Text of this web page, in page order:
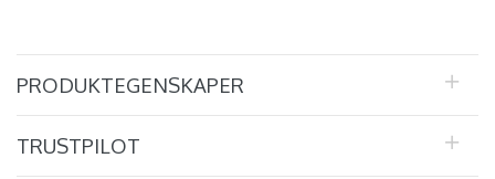
PRODUKTEGENSKAPER
TRUSTPILOT